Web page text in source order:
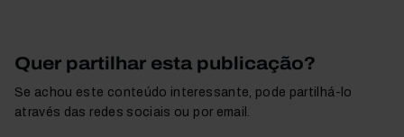
Quer partilhar esta publicação?
Se achou este conteúdo interessante, pode partilhá-lo
através das redes sociais ou por email.